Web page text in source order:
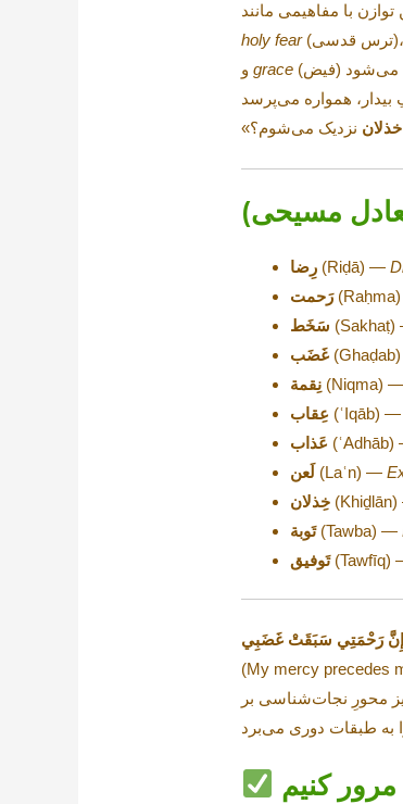
با مفاهیمی مانند
holy fear
(ترس قدسی)،
grace
خذلان
مسیحی)
رِضا (Riḍā) —
رَحمت
سَخَط
غَضَب
نِقمة (Niqma) —
عِقاب (ʿIqāb) —
عَذاب
لَعن (Laʿn) —
خِذلان
تَوبة(Tawba) —
تَوفیق(Tawfīq)
کنیم